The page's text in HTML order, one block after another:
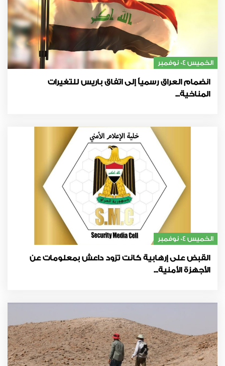
الخميس 04 نوفمبر
انضمام العراق رسمياً إلى اتفاق باريس للتغيرات
المناخية...
الخميس 04 نوفمبر
القبض على إرهابية كانت تزود داعش بمعلومات عن
الأجهزة الأمنية...